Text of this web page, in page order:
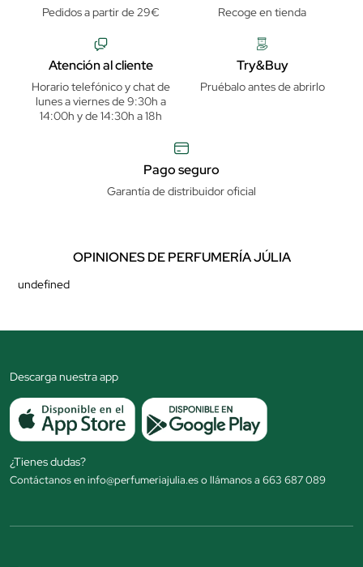
Pedidos a partir de 29€ Recoge en tienda
Atención al cliente
Horario telefónico y chat de
lunes a viernes de 9:30h a
14:00h y de 14:30h a 18h
Try&Buy
Pruébalo antes de abrirlo
Pago seguro
Garantía de distribuidor oficial
OPINIONES DE PERFUMERÍA JÚLIA
undefined
Descarga nuestra app
¿Tienes dudas?
Contáctanos en info@perfumeriajulia.es o llámanos a 663 687 089